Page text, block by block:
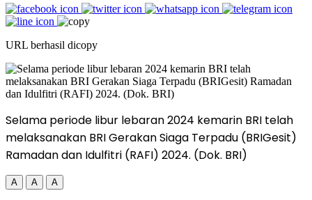
URL berhasil dicopy
Selama periode libur lebaran 2024 kemarin BRI telah
melaksanakan BRI Gerakan Siaga Terpadu (BRIGesit)
Ramadan dan Idulfitri (RAFI) 2024. (Dok. BRI)
A A A